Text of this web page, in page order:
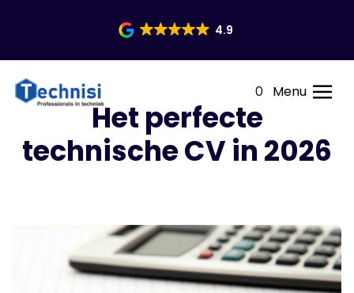
4.9
0 Menu
Het perfecte
technische CV in 2026